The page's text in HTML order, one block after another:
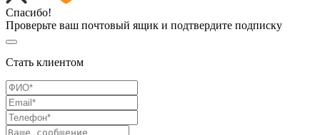
Спасибо!
Проверьте ваш почтовый ящик и подтвердите подписку
Стать клиентом